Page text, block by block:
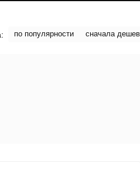
по популярности сначала